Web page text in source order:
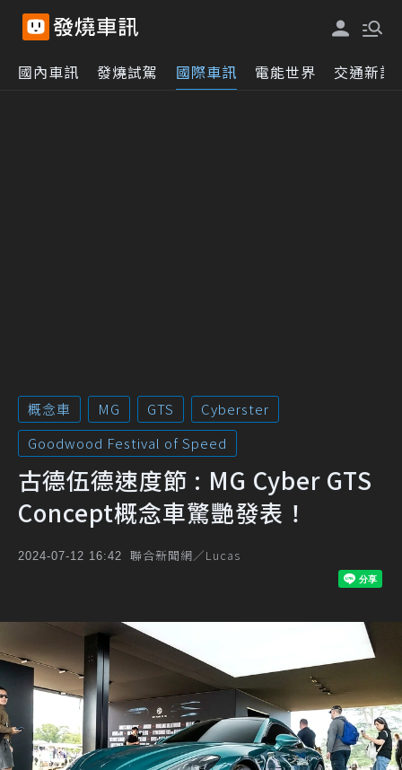
國內車訊 發燒試駕 國際車訊 電能世界 交通新訊
概念車 MG GTS
Cyberster
Goodwood Festival of Speed
古德伍德速度節 : MG Cyber GTS
Concept概念車驚艷發表！
2024-07-12 16:42 聯合新聞網／Lucas